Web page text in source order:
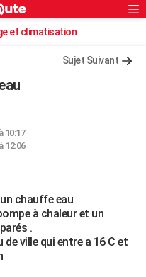
Rechercher
et climatisation
Sujet Suivant
10:17
12:06
chauffe eau
à chaleur et un
.
ville qui entre a 16 C et